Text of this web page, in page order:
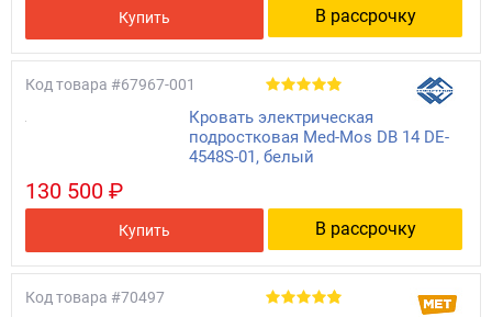
Купить В рассрочку
Код товара #67967-001
Кровать электрическая
подростковая Med-Mos DB 14 DE-
4548S-01, белый
130 500 ₽
Купить В рассрочку
Код товара #70497